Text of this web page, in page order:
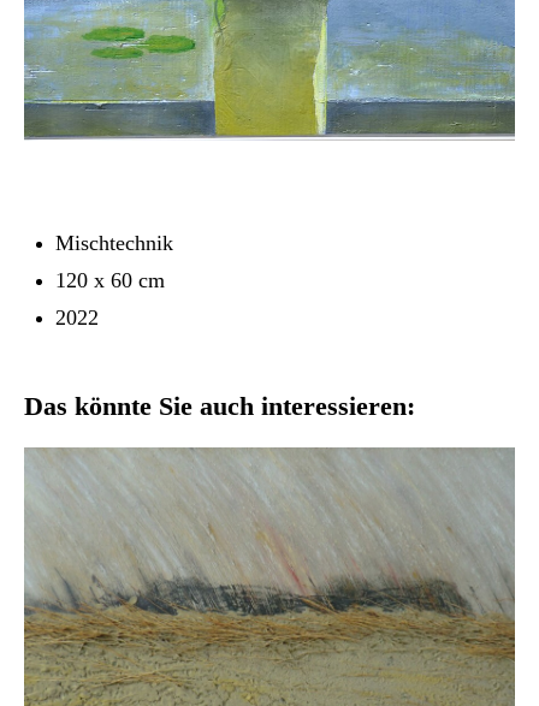
Mischtechnik
120 x 60 cm
2022
Das könnte Sie auch interessieren: